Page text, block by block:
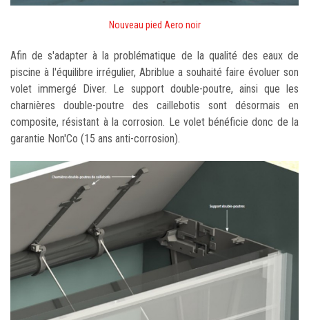
Nouveau pied Aero noir
Afin de s'adapter à la problématique de la qualité des eaux de
piscine à l'équilibre irrégulier, Abriblue a souhaité faire évoluer son
volet immergé Diver. Le support double-poutre, ainsi que les
charnières double-poutre des caillebotis sont désormais en
composite, résistant à la corrosion. Le volet bénéficie donc de la
garantie Non'Co (15 ans anti-corrosion).